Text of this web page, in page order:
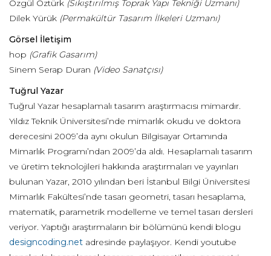
Özgül Öztürk (Sıkıştırılmış Toprak Yapı Tekniği Uzmanı)
Dilek Yürük (Permakültür Tasarım İlkeleri Uzmanı)
Görsel İletişim
hop (Grafik Gasarım)
Sinem Serap Duran (Video Sanatçısı)
Tuğrul Yazar
Tuğrul Yazar hesaplamalı tasarım araştırmacısı mimardır.
Yıldız Teknik Üniversitesi’nde mimarlık okudu ve doktora
derecesini 2009’da aynı okulun Bilgisayar Ortamında
Mimarlık Programı’ndan 2009’da aldı. Hesaplamalı tasarım
ve üretim teknolojileri hakkında araştırmaları ve yayınları
bulunan Yazar, 2010 yılından beri İstanbul Bilgi Üniversitesi
Mimarlık Fakültesi’nde tasarı geometri, tasarı hesaplama,
matematik, parametrik modelleme ve temel tasarı dersleri
veriyor. Yaptığı araştırmaların bir bölümünü kendi blogu
designcoding.net adresinde paylaşıyor. Kendi youtube